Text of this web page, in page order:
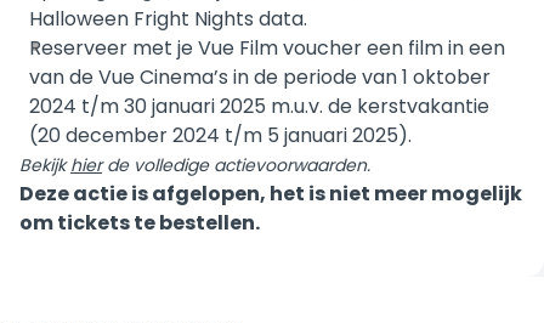
Halloween Fright Nights data.
Reserveer met je Vue Film voucher een film in een
van de Vue Cinema’s in de periode van 1 oktober
2024 t/m 30 januari 2025 m.u.v. de kerstvakantie
(20 december 2024 t/m 5 januari 2025).
Bekijkhierde volledige actievoorwaarden.
Deze actie is afgelopen, het is niet meer mogelijk
om tickets te bestellen.